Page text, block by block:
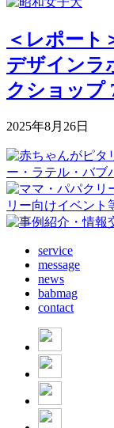
＜レポート
デザインラ
クショップ
2025年8月26日
service
message
news
babmag
contact